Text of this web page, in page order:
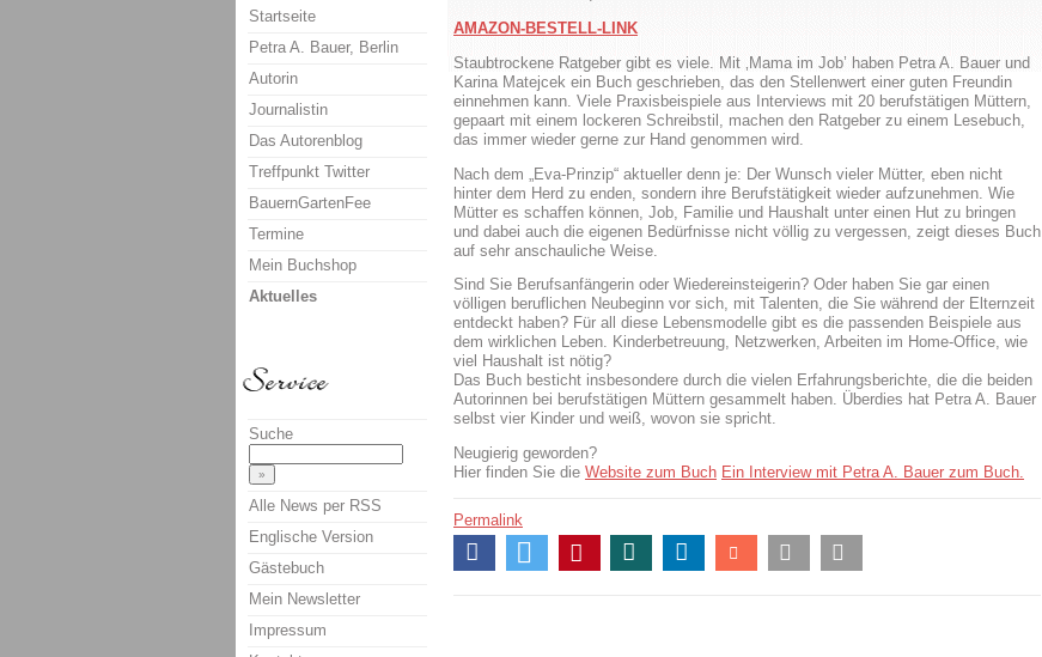
AMAZON-BESTELL-LINK
Staubtrockene Ratgeber gibt es viele. Mit ‚Mama im Job’ haben Petra A. Bauer und
Karina Matejcek ein Buch geschrieben, das den Stellenwert einer guten Freundin
einnehmen kann. Viele Praxisbeispiele aus Interviews mit 20 berufstätigen Müttern,
gepaart mit einem lockeren Schreibstil, machen den Ratgeber zu einem Lesebuch,
das immer wieder gerne zur Hand genommen wird.
Nach dem „Eva-Prinzip“ aktueller denn je: Der Wunsch vieler Mütter, eben nicht
hinter dem Herd zu enden, sondern ihre Berufstätigkeit wieder aufzunehmen. Wie
Mütter es schaffen können, Job, Familie und Haushalt unter einen Hut zu bringen
und dabei auch die eigenen Bedürfnisse nicht völlig zu vergessen, zeigt dieses Buch
auf sehr anschauliche Weise.
Sind Sie Berufsanfängerin oder Wiedereinsteigerin? Oder haben Sie gar einen
völligen beruflichen Neubeginn vor sich, mit Talenten, die Sie während der Elternzeit
entdeckt haben? Für all diese Lebensmodelle gibt es die passenden Beispiele aus
dem wirklichen Leben. Kinderbetreuung, Netzwerken, Arbeiten im Home-Office, wie
viel Haushalt ist nötig?
Das Buch besticht insbesondere durch die vielen Erfahrungsberichte, die die beiden
Autorinnen bei berufstätigen Müttern gesammelt haben. Überdies hat Petra A. Bauer
selbst vier Kinder und weiß, wovon sie spricht.
Neugierig geworden?
Hier finden Sie die Website zum Buch Ein Interview mit Petra A. Bauer zum Buch.
Permalink
Startseite
Petra A. Bauer, Berlin
Autorin
Journalistin
Das Autorenblog
Treffpunkt Twitter
BauernGartenFee
Termine
Mein Buchshop
Aktuelles
Suche
Alle News per RSS
Englische Version
Gästebuch
Mein Newsletter
Impressum